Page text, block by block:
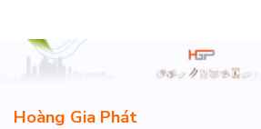
Hoàng Gia Phát